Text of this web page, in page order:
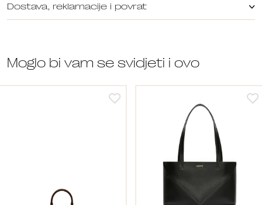
Dostava, reklamacije i povrat
Moglo bi vam se svidjeti i ovo